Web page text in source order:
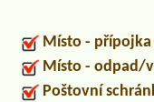
Místo -
Místo - odpad/
Poštovní